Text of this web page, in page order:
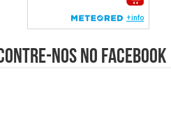
nos no Facebook